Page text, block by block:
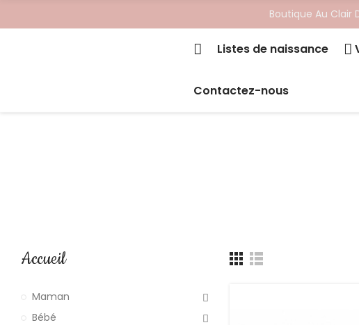
Boutique Au Clair
Listes de naissance
Contactez-nous
Accueil
Maman
Bébé